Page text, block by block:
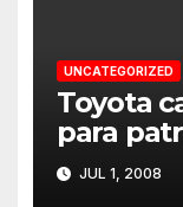
UNCATEGORIZED
Toyota
para
enJUL 1, 2008